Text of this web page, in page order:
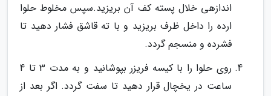
اندازهی خلال پسته کف آن بریزید.سپس مخلوط حلوا
ارده را داخل ظرف بریزید و با ته قاشق فشار دهید تا
فشرده و منسجم گردد.
روی حلوا را با کیسه فریزر بپوشانید و به مدت 3 تا 4
ساعت در یخچال قرار دهید تا سفت گردد. اگر بعد از